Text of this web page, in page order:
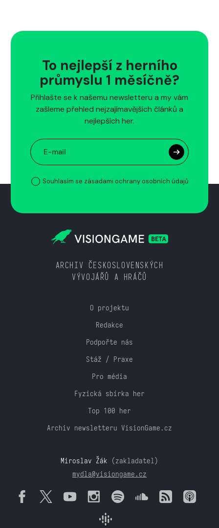
To nejlepší z herního
průmyslu 1 měsíčně?
Přihlašte se k našemu newsletteru a my vám
zašleme přehled nejzajímavějších článků a
nejlepších her.
Souhlasím se zásadami ochrany osobních údajů
ARCHIV ČESKOSLOVENSKÝCH
VÝVOJÁŘŮ A HRÁČŮ
O projektu
Redakce
Podpořte nás
Stáž / Praxe
Pro média
Fyzická sbírka her
Top 100 her
Archiv newsletteru VisionGame.cz
Miroslav Žák (zakladatel)
mydla@visiongame.cz